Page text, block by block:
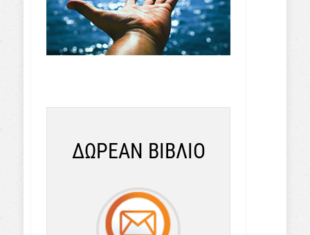
ΔΩΡΕΑΝ ΒΙΒΛΙΟ